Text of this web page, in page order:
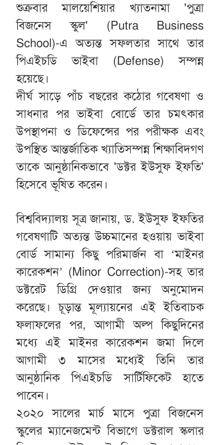
শুক্রবার মালয়েশিয়ার খ্যাতনামা 'পুত্রা
বিজনেস স্কুল' (Putra Business
School)-এ অত্যন্ত সফলতার সাথে তার
পিএইচডি ভাইবা (Defense) সম্পন্ন
হয়েছে।
দীর্ঘ সাড়ে পাঁচ বছরের কঠোর গবেষণা ও
সাধনার পর ভাইবা বোর্ডে তার চমৎকার
উপস্থাপনা ও ডিফেন্সের পর পরীক্ষক এবং
উপস্থিত আন্তর্জাতিক খ্যাতিসম্পন্ন শিক্ষাবিদগণ
তাকে আনুষ্ঠানিকভাবে 'ডক্টর ইউসুফ ইফতি'
হিসেবে ভূষিত করেন।
বিশ্ববিদ্যালয় সূত্র জানায়, ড. ইউসুফ ইফতির
গবেষণাটি অত্যন্ত উচ্চমানের হওয়ায় ভাইবা
বোর্ড সামান্য কিছু পরিমার্জন বা ‘মাইনর
কারেকশন’ (Minor Correction)-সহ তার
ডক্টরেট ডিগ্রি দেওয়ার জন্য অনুমোদন
করেছে। চূড়ান্ত মূল্যায়নের এই ইতিবাচক
ফলাফলের পর, আগামী অল্প কিছুদিনের
মধ্যে এই মাইনর কারেকশন জমা দিলে
আগামী ৩ মাসের মধ্যেই তিনি তার
আনুষ্ঠানিক পিএইচডি সার্টিফিকেট হাতে
পাবেন।
২০২০ সালের মার্চ মাসে পুত্রা বিজনেস
স্কুলের ম্যানেজমেন্ট বিভাগে ডক্টরাল স্কলার